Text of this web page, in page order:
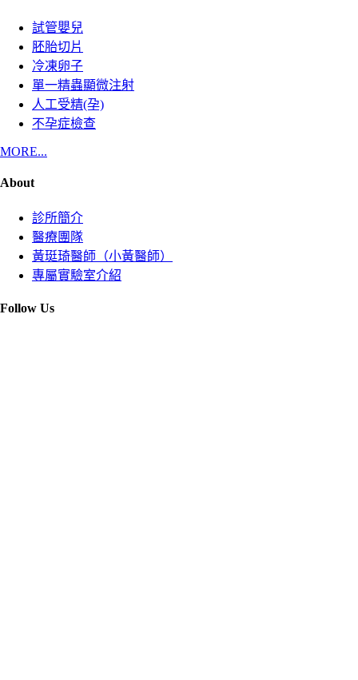
試管嬰兒
胚胎切片
冷凍卵子
單一精蟲顯微注射
人工受精(孕)
不孕症檢查
MORE...
About
診所簡介
醫療團隊
黃珽琦醫師（小黃醫師）
專屬實驗室介紹
Follow Us